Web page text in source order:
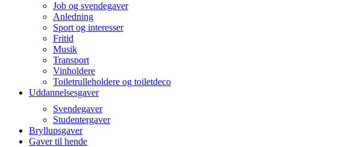
Job og svendegaver
Anledning
Sport og interesser
Fritid
Musik
Transport
Vinholdere
Toiletrulleholdere og toiletdeco
Uddannelsesgaver
Svendegaver
Studentergaver
Bryllupsgaver
Gaver til hende